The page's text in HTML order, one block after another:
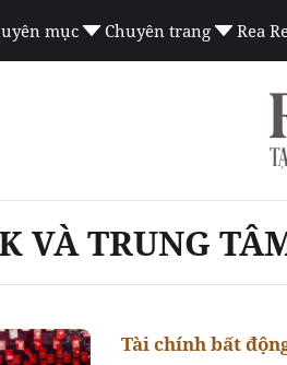
mục Chuyên trang Rea
VÀ TRUNG
Tài chính bất